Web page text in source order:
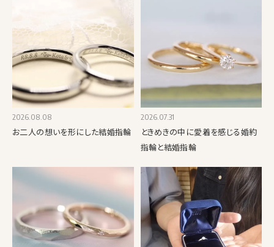
2026.08.08
お二人の想いを形にした結婚指輪
2026.07.31
ときめきの中に愛着を感じる婚約
指輪と結婚指輪